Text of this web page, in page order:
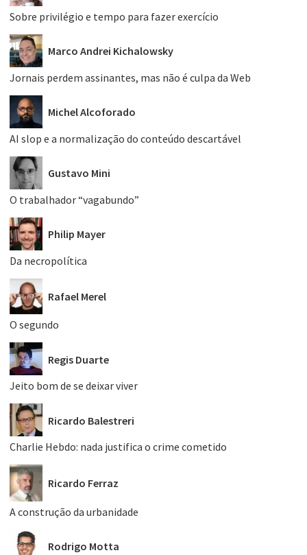
Sobre privilégio e tempo para fazer exercício
Marco Andrei Kichalowsky
Jornais perdem assinantes, mas não é culpa da Web
Michel Alcoforado
AI slop e a normalização do conteúdo descartável
Gustavo Mini
O trabalhador “vagabundo”
Philip Mayer
Da necropolítica
Rafael Merel
O segundo
Regis Duarte
Jeito bom de se deixar viver
Ricardo Balestreri
Charlie Hebdo: nada justifica o crime cometido
Ricardo Ferraz
A construção da urbanidade
Rodrigo Motta